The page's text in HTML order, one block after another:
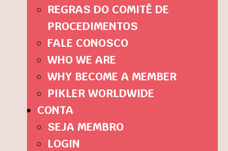
REGRAS DO COMITÊ DE
PROCEDIMENTOS
FALE CONOSCO
WHO WE ARE
WHY BECOME A MEMBER
PIKLER WORLDWIDE
CONTA
SEJA MEMBRO
LOGIN